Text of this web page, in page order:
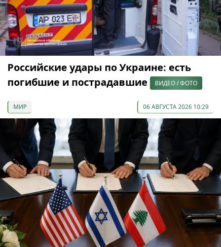
Российские удары по Украине: есть
погибшие и пострадавшие
ВИДЕО / ФОТО
МИР 06 АВГУСТА 2026 10:29